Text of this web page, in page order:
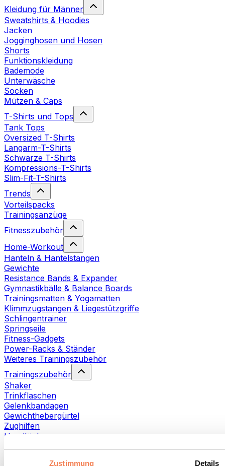
Zustimmung Details
Kleidung für Männer
Sweatshirts & Hoodies
Jacken
Jogginghosen und Hosen
Shorts
Funktionskleidung
Bademode
Unterwäsche
Socken
Mützen & Caps
T-Shirts und Tops
Tank Tops
Oversized T-Shirts
Langarm-T-Shirts
Schwarze T-Shirts
Kompressions-T-Shirts
Slim-Fit-T-Shirts
Trends
Vorteilspacks
Trainingsanzüge
Fitnesszubehör
Home-Workout
Hanteln & Hantelstangen
Gewichte
Resistance Bands & Expander
Gymnastikbälle & Balance Boards
Trainingsmatten & Yogamatten
Klimmzugstangen & Liegestützgriffe
Schlingentrainer
Springseile
Fitness-Gadgets
Power-Racks & Ständer
Weiteres Trainingszubehör
Trainingszubehör
Shaker
Trinkflaschen
Gelenkbandagen
Gewichthebergürtel
Zughilfen
Handtücher